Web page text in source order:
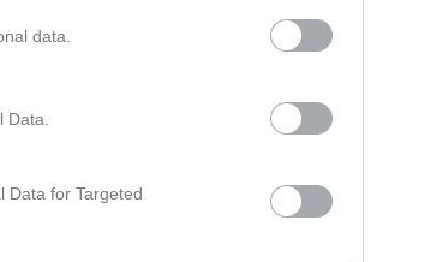
data.
Data for Targeted
2-3 Jahre singel bleibe, bin ich schon 24.
noch nicht mal dran denken jemand anderen
will es auch nicht. Nur meine "junge" Zeit
richtig ausleben kann. Und in diesem Alter war
Menschen man gerät.